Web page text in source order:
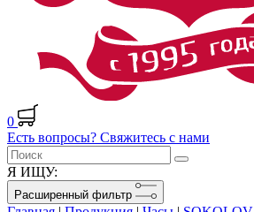
0
Есть вопросы? Свяжитесь с нами
Я ИЩУ:
Расширенный фильтр